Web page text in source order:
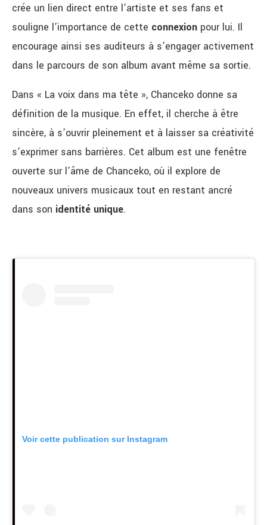
crée un lien direct entre l’artiste et ses fans et
souligne l’importance de cette connexion pour lui. Il
encourage ainsi ses auditeurs à s’engager activement
dans le parcours de son album avant même sa sortie.
Dans « La voix dans ma tête », Chanceko donne sa
définition de la musique. En effet, il cherche à être
sincère, à s’ouvrir pleinement et à laisser sa créativité
s’exprimer sans barrières. Cet album est une fenêtre
ouverte sur l’âme de Chanceko, où il explore de
nouveaux univers musicaux tout en restant ancré
dans son identité unique.
Voir cette publication sur Instagram